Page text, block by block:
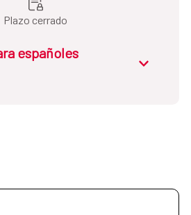
Plazo cerrado
españoles